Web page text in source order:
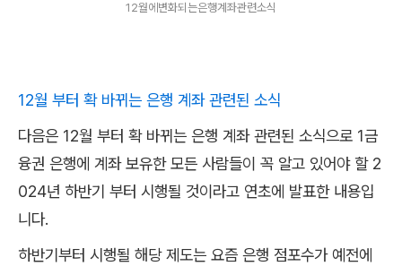
12월에변화되는은행계좌관련소식
12월 부터 확 바뀌는 은행 계좌 관련된 소식
다음은 12월 부터 확 바뀌는 은행 계좌 관련된 소식으로 1금
융권 은행에 계좌 보유한 모든 사람들이 꼭 알고 있어야 할 2
024년 하반기 부터 시행될 것이라고 연초에 발표한 내용입
니다.
하반기부터 시행될 해당 제도는 요즘 은행 점포수가 예전에